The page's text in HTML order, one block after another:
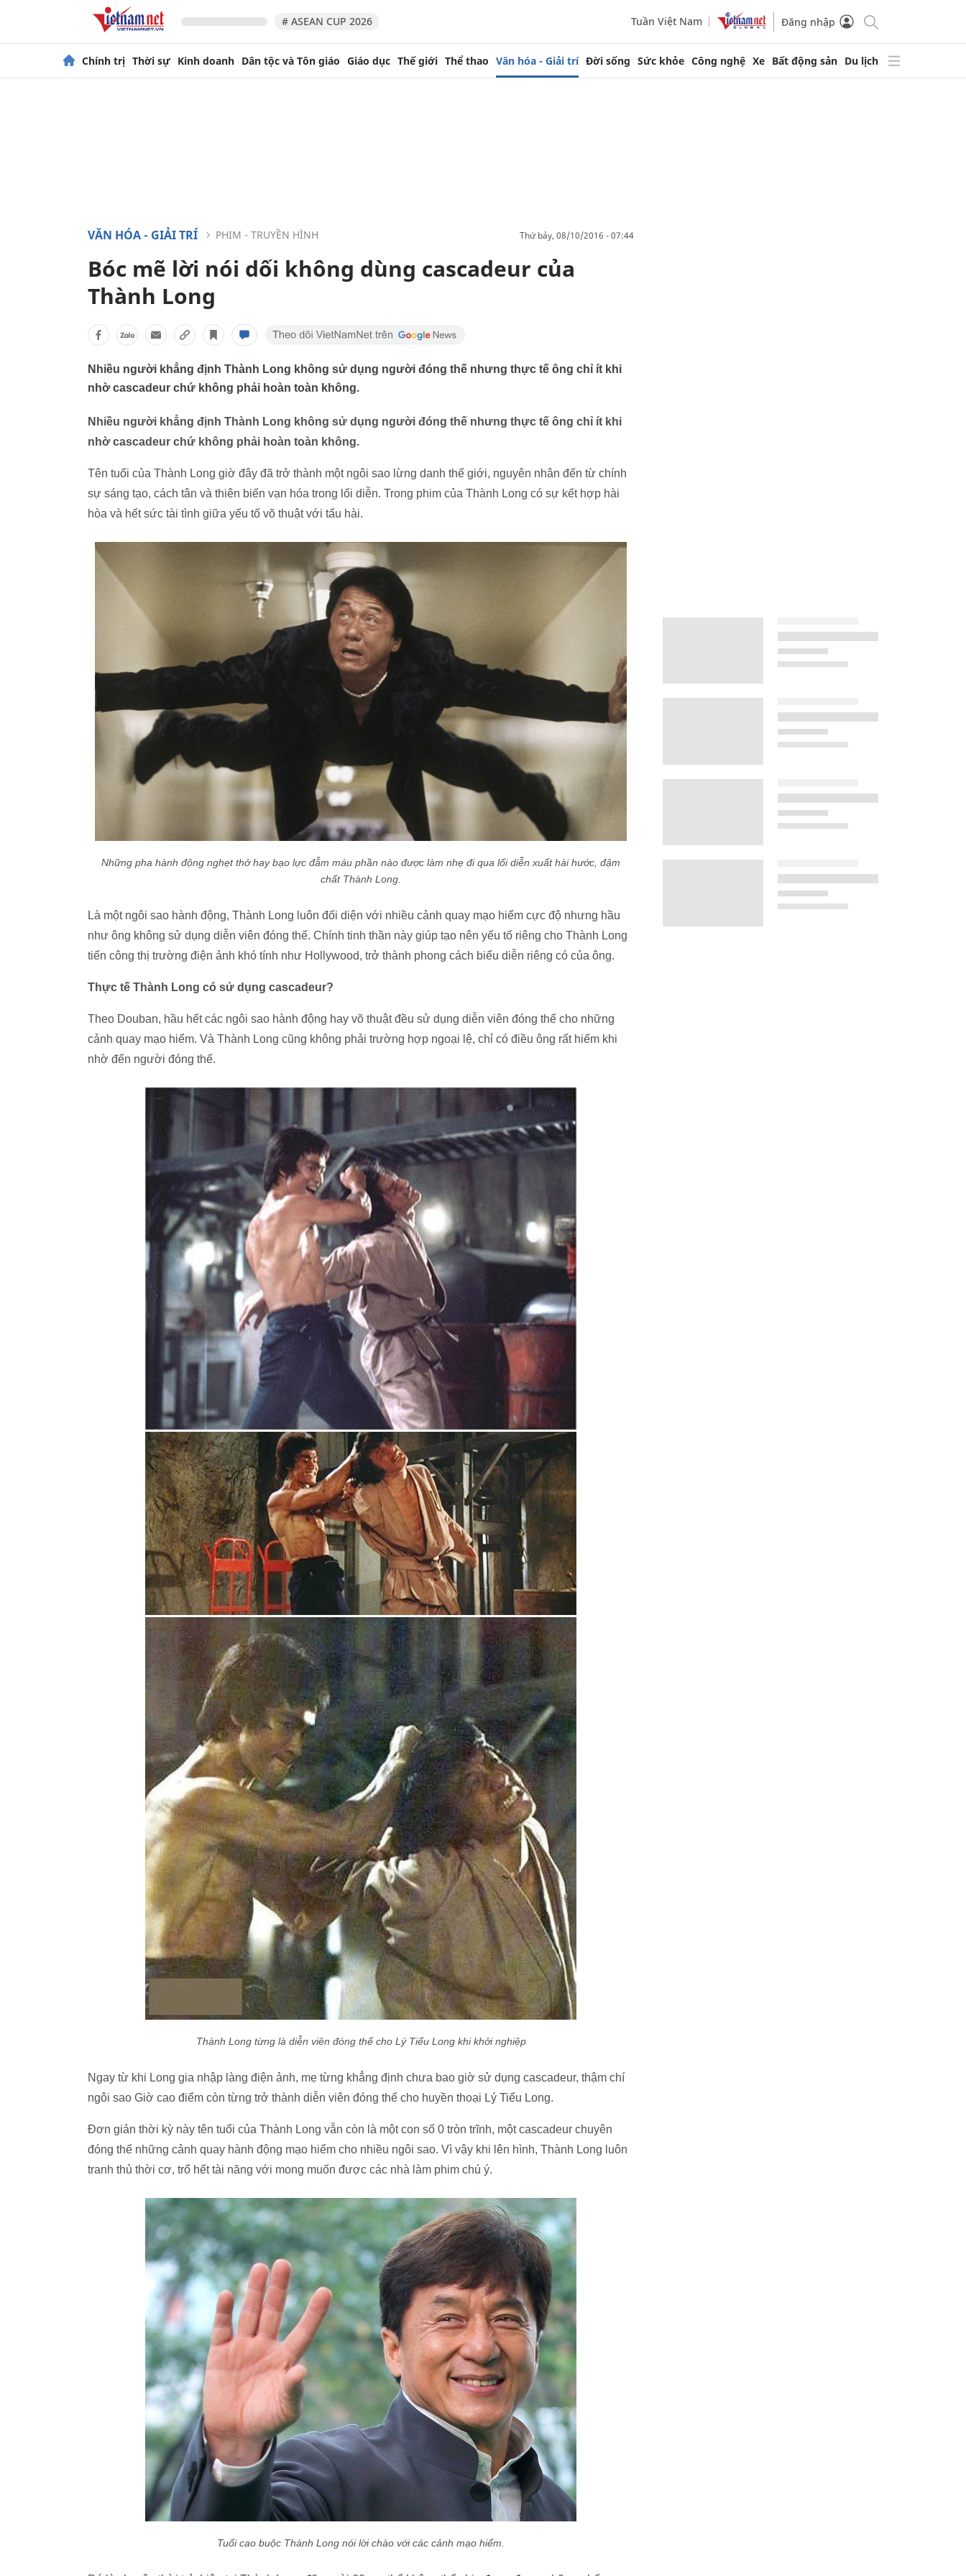
# ASEAN CUP 2026 Tuần Việt Nam Đăng nhập
Chính trị Thời sự Kinh doanh Dân tộc và Tôn giáo Giáo dục Thế giới Thể thao Văn hóa - Giải trí Đời sống Sức khỏe Công nghệ Xe Bất động sản Du lịch
VĂN HÓA - GIẢI TRÍ PHIM - TRUYỀN HÌNH thứ bảy, 08/10/2016 - 07:44
Bóc mẽ lời nói dối không dùng cascadeur của
Thành Long
Nhiều người khẳng định Thành Long không sử dụng người đóng thế nhưng thực tế ông chỉ ít khi
nhờ cascadeur chứ không phải hoàn toàn không.
Nhiều người khẳng định Thành Long không sử dụng người đóng thế nhưng thực tế ông chỉ ít khi
nhờ cascadeur chứ không phải hoàn toàn không.
Tên tuổi của Thành Long giờ đây đã trở thành một ngôi sao lừng danh thế giới, nguyên nhân đến từ chính
sự sáng tạo, cách tân và thiên biến vạn hóa trong lối diễn. Trong phim của Thành Long có sự kết hợp hài
hòa và hết sức tài tình giữa yếu tố võ thuật với tấu hài.
Những pha hành động nghẹt thở hay bạo lực đẫm máu phần nào được làm nhẹ đi qua lối diễn xuất hài hước, đậm
chất Thành Long.
Là một ngôi sao hành động, Thành Long luôn đối diện với nhiều cảnh quay mạo hiểm cực độ nhưng hầu
như ông không sử dụng diễn viên đóng thế. Chính tinh thần này giúp tạo nên yếu tố riêng cho Thành Long
tiến công thị trường điện ảnh khó tính như Hollywood, trở thành phong cách biểu diễn riêng có của ông.
Thực tế Thành Long có sử dụng cascadeur?
Theo Douban, hầu hết các ngôi sao hành động hay võ thuật đều sử dụng diễn viên đóng thế cho những
cảnh quay mạo hiểm. Và Thành Long cũng không phải trường hợp ngoại lệ, chỉ có điều ông rất hiếm khi
nhờ đến người đóng thế.
Thành Long từng là diễn viên đóng thế cho Lý Tiểu Long khi khởi nghiệp
Ngay từ khi Long gia nhập làng điện ảnh, mẹ từng khẳng định chưa bao giờ sử dụng cascadeur, thậm chí
ngôi sao Giờ cao điểm còn từng trở thành diễn viên đóng thế cho huyền thoại Lý Tiểu Long.
Đơn giản thời kỳ này tên tuổi của Thành Long vẫn còn là một con số 0 tròn trĩnh, một cascadeur chuyên
đóng thế những cảnh quay hành động mạo hiểm cho nhiều ngôi sao. Vì vậy khi lên hình, Thành Long luôn
tranh thủ thời cơ, trổ hết tài năng với mong muốn được các nhà làm phim chú ý.
Tuổi cao buộc Thành Long nói lời chào với các cảnh mạo hiểm.